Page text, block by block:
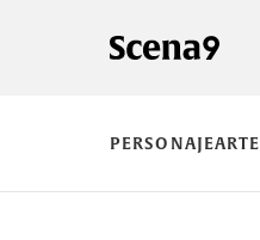
PERSONAJEARTE